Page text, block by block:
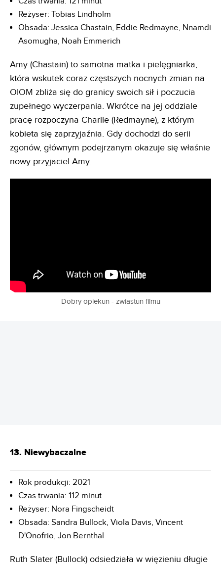
Reżyser: Tobias Lindholm
Obsada: Jessica Chastain, Eddie Redmayne, Nnamdi
Asomugha, Noah Emmerich
Amy (Chastain) to samotna matka i pielęgniarka,
która wskutek coraz częstszych nocnych zmian na
OIOM zbliża się do granicy swoich sił i poczucia
zupełnego wyczerpania. Wkrótce na jej oddziale
pracę rozpoczyna Charlie (Redmayne), z którym
kobieta się zaprzyjaźnia. Gdy dochodzi do serii
zgonów, głównym podejrzanym okazuje się właśnie
nowy przyjaciel Amy.
Dobry opiekun - zwiastun filmu
13. Niewybaczalne
Rok produkcji: 2021
Czas trwania: 112 minut
Reżyser: Nora Fingscheidt
Obsada: Sandra Bullock, Viola Davis, Vincent
D'Onofrio, Jon Bernthal
Ruth Slater (Bullock) odsiedziała w więzieniu długie